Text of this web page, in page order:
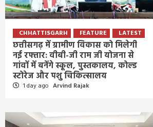
CHHATTISGARH FEATURE LATEST
छत्तीसगढ़ में ग्रामीण विकास को मिलेगी
नई रफ्तार: वीबी-जी राम जी योजना से
गांवों में बनेंगे स्कूल, पुस्तकालय, कोल्ड
स्टोरेज और पशु चिकित्सालय
1 day ago Arvind Rajak